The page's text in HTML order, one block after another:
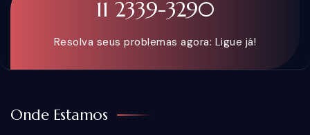
11 2339-3290
Resolva seus problemas agora: Ligue já!
Onde Estamos